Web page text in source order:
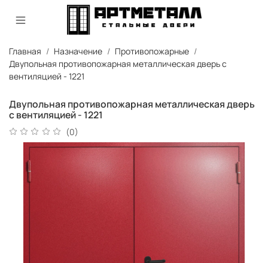
Главная Назначение
Противопожарные
Двупольная противопожарная металлическая дверь с
вентиляцией - 1221
Двупольная противопожарная металлическая дверь
с вентиляцией - 1221
(0)